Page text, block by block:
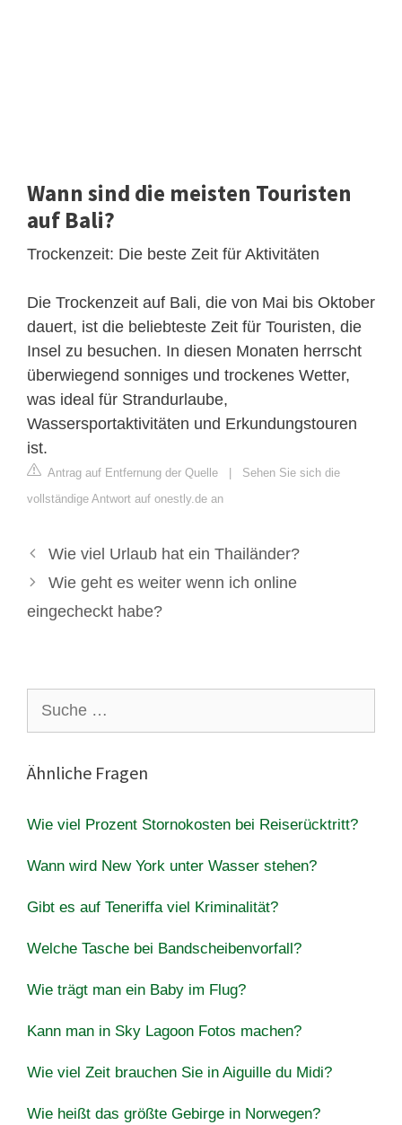
Wann sind die meisten Touristen
auf Bali?
Trockenzeit: Die beste Zeit für Aktivitäten
Die Trockenzeit auf Bali, die von Mai bis Oktober
dauert, ist die beliebteste Zeit für Touristen, die
Insel zu besuchen. In diesen Monaten herrscht
überwiegend sonniges und trockenes Wetter,
was ideal für Strandurlaube,
Wassersportaktivitäten und Erkundungstouren
ist.
Antrag auf Entfernung der Quelle | Sehen Sie sich die
vollständige Antwort auf onestly.de an
Wie viel Urlaub hat ein Thailänder?
Wie geht es weiter wenn ich online
eingecheckt habe?
nach:
Ähnliche Fragen
Wie viel Prozent Stornokosten bei Reiserücktritt?
Wann wird New York unter Wasser stehen?
Gibt es auf Teneriffa viel Kriminalität?
Welche Tasche bei Bandscheibenvorfall?
Wie trägt man ein Baby im Flug?
Kann man in Sky Lagoon Fotos machen?
Wie viel Zeit brauchen Sie in Aiguille du Midi?
Wie heißt das größte Gebirge in Norwegen?